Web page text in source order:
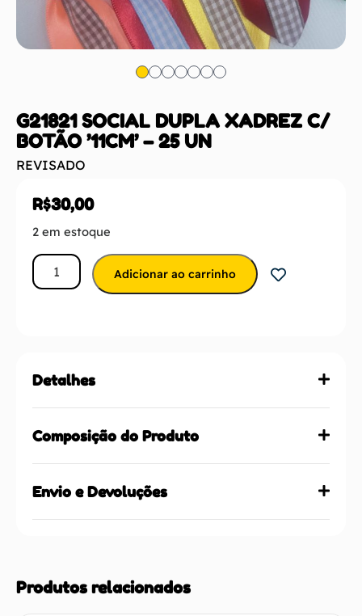
G21821 SOCIAL DUPLA XADREZ C/
BOTÃO ’11CM’ – 25 UN
REVISADO
R$30,00
2 em estoque
Adicionar ao carrinho
Detalhes
Composição do Produto
Envio e Devoluções
Produtos relacionados